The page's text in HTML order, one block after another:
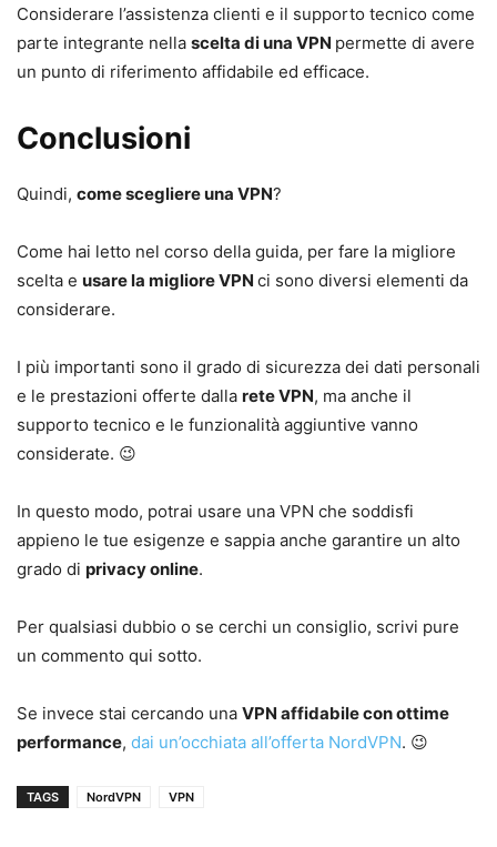
Considerare l’assistenza clienti e il supporto tecnico come
parte integrante nella scelta di una VPN permette di avere
un punto di riferimento affidabile ed efficace.
Conclusioni
Quindi, come scegliere una VPN?
Come hai letto nel corso della guida, per fare la migliore
scelta e usare la migliore VPN ci sono diversi elementi da
considerare.
I più importanti sono il grado di sicurezza dei dati personali
e le prestazioni offerte dalla rete VPN, ma anche il
supporto tecnico e le funzionalità aggiuntive vanno
considerate. 😉
In questo modo, potrai usare una VPN che soddisfi
appieno le tue esigenze e sappia anche garantire un alto
grado di privacy online.
Per qualsiasi dubbio o se cerchi un consiglio, scrivi pure
un commento qui sotto.
Se invece stai cercando una VPN affidabile con ottime
performance, dai un’occhiata all’offerta NordVPN. 😉
TAGS NordVPN VPN